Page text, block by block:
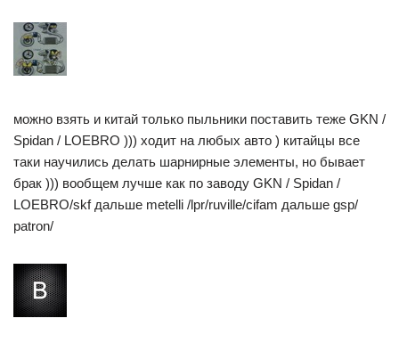
можно взять и китай только пыльники поставить теже GKN /
Spidan / LOEBRO ))) ходит на любых авто ) китайцы все
таки научились делать шарнирные элементы, но бывает
брак ))) вообщем лучше как по заводу GKN / Spidan /
LOEBRO/skf дальше metelli /lpr/ruville/cifam дальше gsp/
patron/